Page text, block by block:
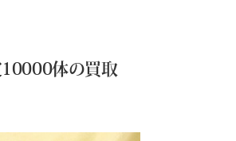
10000体の買取